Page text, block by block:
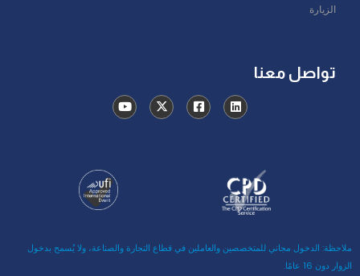
الزيارة
تواصل معنا
ملاحظة: الدخول مجاني للمتخصصين والعاملين في قطاع التجارة والصناعة، ولا يُسمح بدخول
الزوار دون 16 عامًا.